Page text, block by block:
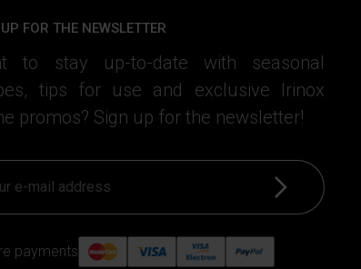
FOR THE NEWSLETTER
to stay up-to-date with seasonal
tips for use and exclusive Irinox
promos? Sign up for the newsletter!
Sign up
payments